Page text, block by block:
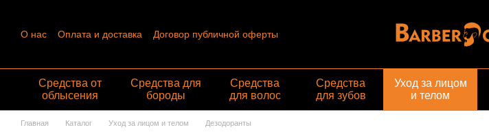
О нас Оплата и доставка
Договор публичной оферты
Средства от
облысения
Средства для
бороды
Средства
для волос
Средства
для зубов
Уход за лицом
и телом
Главная Каталог Уход за лицом и телом Дезодоранты